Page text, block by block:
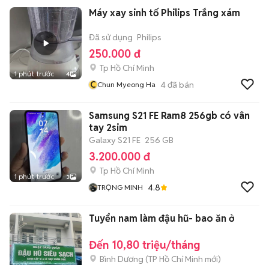
1 phút trước 4
Máy xay sinh tố Philips Trắng xám
Đã sử dụng Philips
250.000 đ
Tp Hồ Chí Minh
CChun Myeong Ha 4đã bán
1 phút trước 3
Samsung S21 FE Ram8 256gb có vân
tay 2sim
Galaxy S21 FE 256 GB
3.200.000 đ
Tp Hồ Chí Minh
TRỌNG MINH 4.8
Tuyển nam làm đậu hũ- bao ăn ở
Đến 10,80 triệu/tháng
Bình Dương (TP Hồ Chí Minh mới)